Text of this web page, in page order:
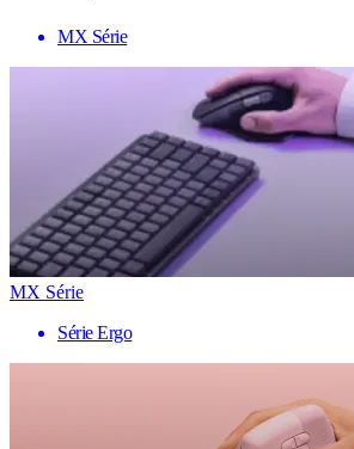
MX Série
MX Série
Série Ergo